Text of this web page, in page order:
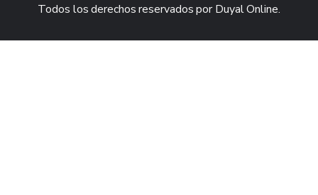
Todos los derechos reservados por Duyal Online.